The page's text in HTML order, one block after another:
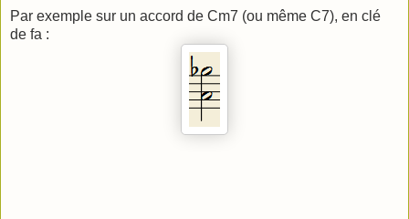
Par exemple sur un accord de Cm7 (ou même C7), en clé
de fa :